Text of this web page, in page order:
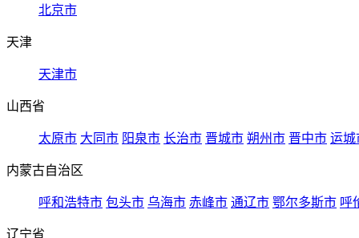
北京市
天津
天津市
山西省
太原市 大同市 阳泉市 长治市 晋城市 朔州市 晋中市 运城
内蒙古自治区
呼和浩特市 包头市 乌海市 赤峰市 通辽市 鄂尔多斯市 呼
辽宁省